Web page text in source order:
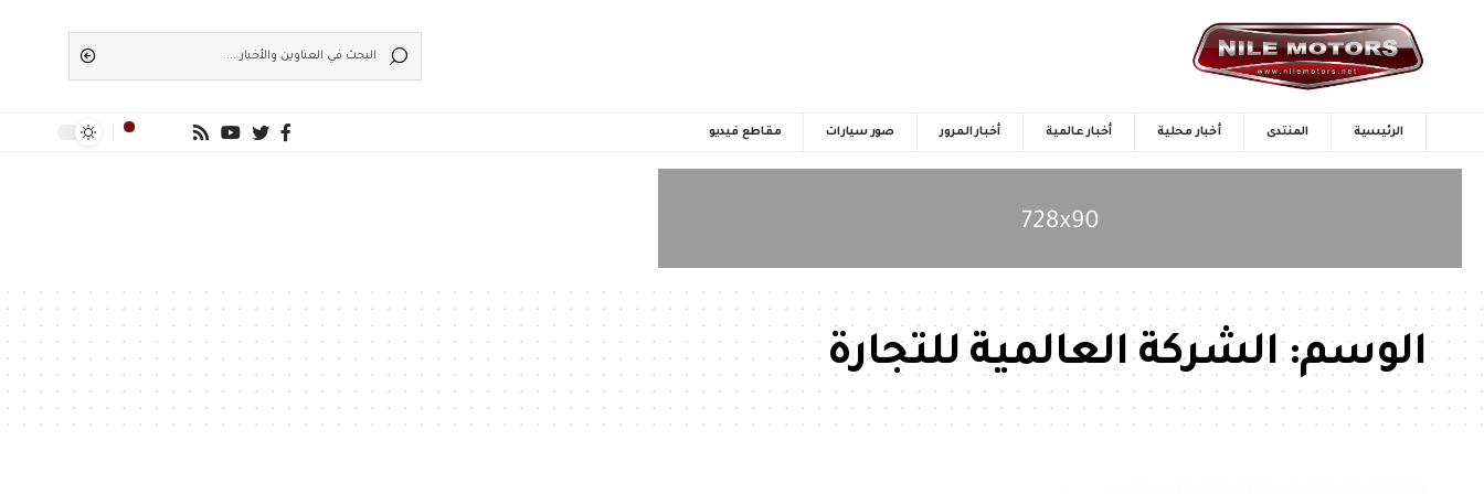
الرئيسية المنتدى أخبار محلية أخبار عالمية أخبار المرور صور سيارات مقاطع فيديو
الوسم:الشركة العالمية للتجارة